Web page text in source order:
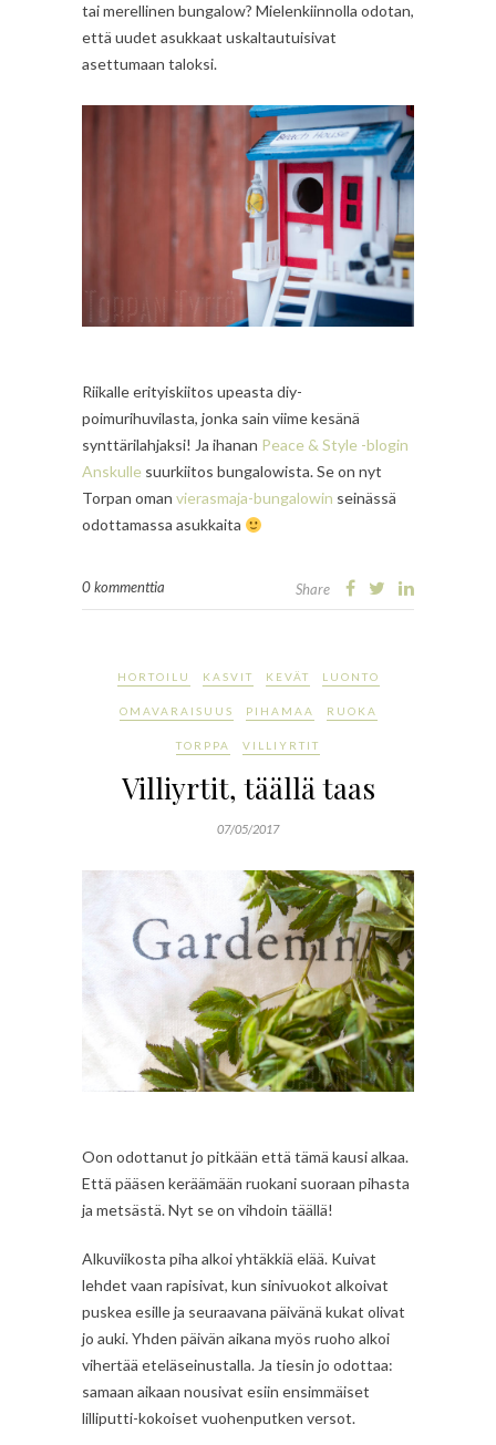
tai merellinen bungalow? Mielenkiinnolla odotan,
että uudet asukkaat uskaltautuisivat
asettumaan taloksi.
Riikalle erityiskiitos upeasta diy-
poimurihuvilasta, jonka sain viime kesänä
synttärilahjaksi! Ja ihanan Peace & Style -blogin
Anskulle suurkiitos bungalowista. Se on nyt
Torpan oman vierasmaja-bungalowin seinässä
odottamassa asukkaita
0 kommenttia Share
HORTOILU KASVIT KEVÄT LUONTO
OMAVARAISUUS PIHAMAA RUOKA
TORPPA VILLIYRTIT
Villiyrtit, täällä taas
07/05/2017
Oon odottanut jo pitkään että tämä kausi alkaa.
Että pääsen keräämään ruokani suoraan pihasta
ja metsästä. Nyt se on vihdoin täällä!
Alkuviikosta piha alkoi yhtäkkiä elää. Kuivat
lehdet vaan rapisivat, kun sinivuokot alkoivat
puskea esille ja seuraavana päivänä kukat olivat
jo auki. Yhden päivän aikana myös ruoho alkoi
vihertää eteläseinustalla. Ja tiesin jo odottaa:
samaan aikaan nousivat esiin ensimmäiset
lilliputti-kokoiset vuohenputken versot.